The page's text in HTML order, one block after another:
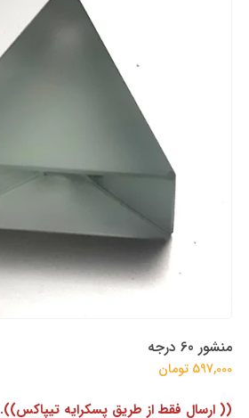
منشور 60 درجه
597,000 تومان
(( ارسال فقط از طریق پسکرایه تیپاکس)).